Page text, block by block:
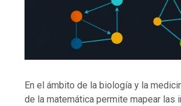
En el ámbito de la biología y la
de la matemática permite mapear las